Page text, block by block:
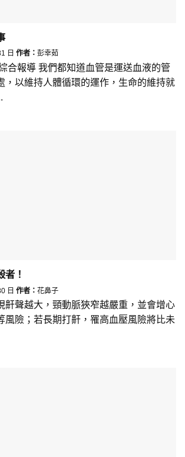
日 作者： 彭幸茹
合報導 我們都知道血管是運送血液的管
，以維持人體循環的運作，生命的維持就
者！
日 作者： 花鼻子
鼾聲越大，頸動脈狹窄越嚴重，並會增心
風險；若長期打鼾，罹高血壓風險將比未